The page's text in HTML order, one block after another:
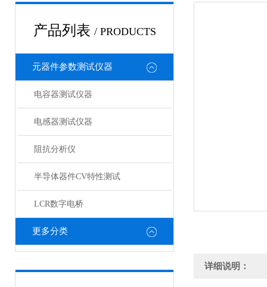
产品列表 / PRODUCTS
元器件参数测试仪器
电容器测试仪器
电感器测试仪器
阻抗分析仪
半导体器件CV特性测试
LCR数字电桥
更多分类
详细说明：